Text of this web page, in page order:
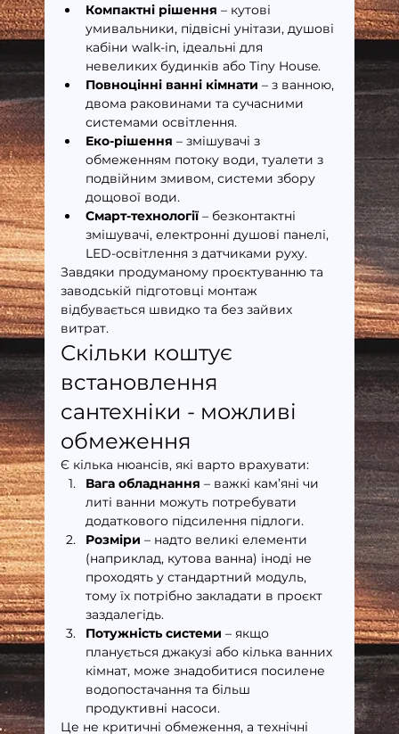
Компактні рішення – кутові
умивальники, підвісні унітази, душові
кабіни walk-in, ідеальні для
невеликих будинків або Tiny House.
Повноцінні ванні кімнати – з ванною,
двома раковинами та сучасними
системами освітлення.
Еко-рішення – змішувачі з
обмеженням потоку води, туалети з
подвійним змивом, системи збору
дощової води.
Смарт-технології – безконтактні
змішувачі, електронні душові панелі,
LED-освітлення з датчиками руху.
Завдяки продуманому проєктуванню та
заводській підготовці монтаж
відбувається швидко та без зайвих
витрат.
Скільки коштує
встановлення
сантехніки - можливі
обмеження
Є кілька нюансів, які варто врахувати:
Вага обладнання – важкі кам’яні чи
литі ванни можуть потребувати
додаткового підсилення підлоги.
Розміри – надто великі елементи
(наприклад, кутова ванна) іноді не
проходять у стандартний модуль,
тому їх потрібно закладати в проєкт
заздалегідь.
Потужність системи – якщо
планується джакузі або кілька ванних
кімнат, може знадобитися посилене
водопостачання та більш
продуктивні насоси.
Це не критичні обмеження, а технічні